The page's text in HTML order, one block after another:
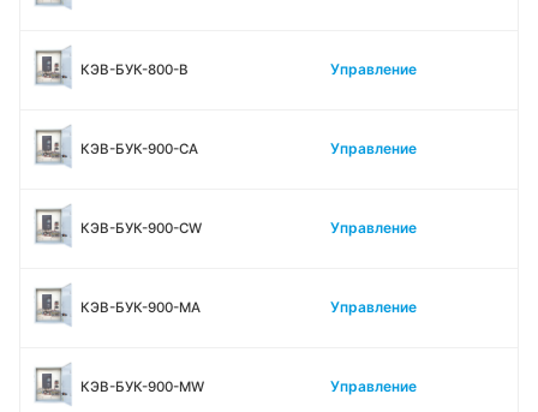
КЭВ-БУК-800-В Управление
КЭВ-БУК-900-CA Управление
КЭВ-БУК-900-CW Управление
КЭВ-БУК-900-MA Управление
КЭВ-БУК-900-MW Управление